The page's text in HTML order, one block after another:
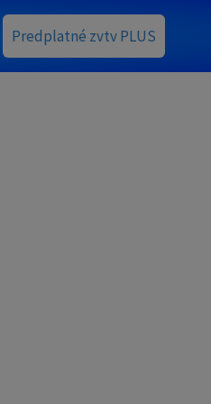
Predplatné zvtv PLUS